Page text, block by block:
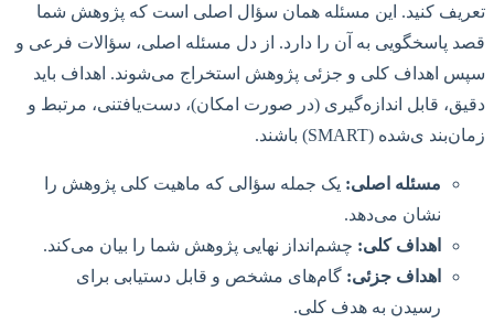
تعریف کنید. این مسئله همان سؤال اصلی است که پژوهش شما
قصد پاسخگویی به آن را دارد. از دل مسئله اصلی، سؤالات فرعی و
سپس اهداف کلی و جزئی پژوهش استخراج می‌شوند. اهداف باید
دقیق، قابل اندازه‌گیری (در صورت امکان)، دست‌یافتنی، مرتبط و
زمان‌بند ی‌شده (SMART) باشند.
مسئله اصلی: یک جمله سؤالی که ماهیت کلی پژوهش را
نشان می‌دهد.
اهداف کلی: چشم‌انداز نهایی پژوهش شما را بیان می‌کند.
اهداف جزئی: گام‌های مشخص و قابل دستیابی برای
رسیدن به هدف کلی.